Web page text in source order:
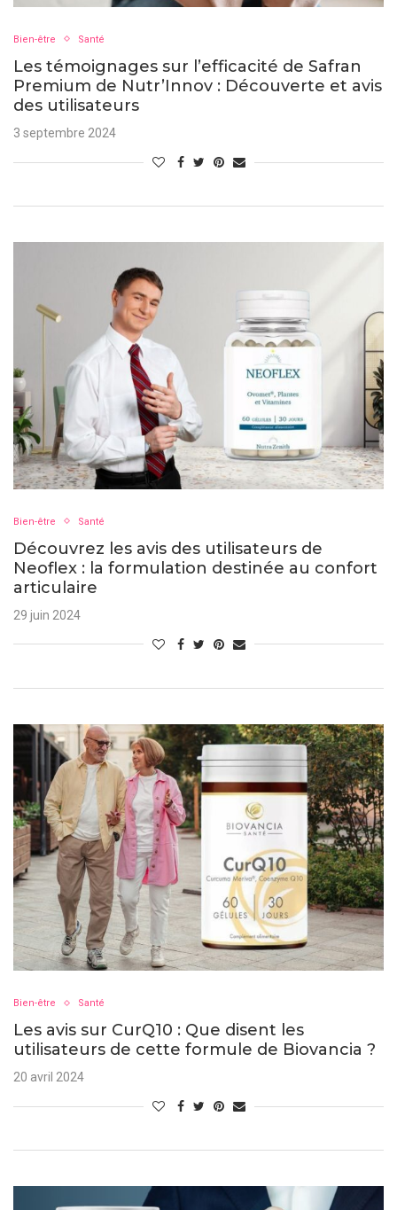
Bien-être Santé
Les témoignages sur l’efficacité de Safran
Premium de Nutr’Innov : Découverte et avis
des utilisateurs
3 septembre 2024
Bien-être Santé
Découvrez les avis des utilisateurs de
Neoflex : la formulation destinée au confort
articulaire
29 juin 2024
Bien-être Santé
Les avis sur CurQ10 : Que disent les
utilisateurs de cette formule de Biovancia ?
20 avril 2024